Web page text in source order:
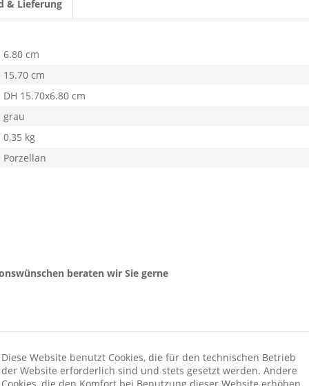
& Lieferung
beraten wir Sie gerne
6.80 cm
15.70 cm
DH 15.70x6.80 cm
grau
0,35 kg
Porzellan
Diese Website benutzt Cookies, die für den technischen Betrieb
der Website erforderlich sind und stets gesetzt werden. Andere